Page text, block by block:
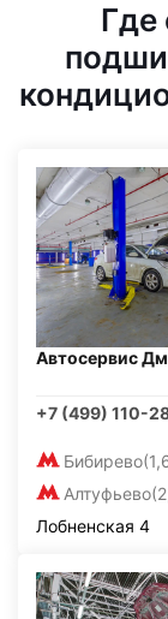
Где
Автосервис
+7 (499) 110-
Бибирево
Алтуфьево
Лобненская 4